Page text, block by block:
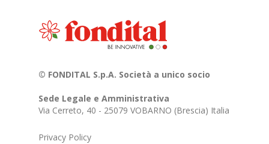
© FONDITAL S.p.A. Società a unico socio
Sede Legale e Amministrativa
Via Cerreto, 40 - 25079 VOBARNO (Brescia) Italia
Privacy Policy